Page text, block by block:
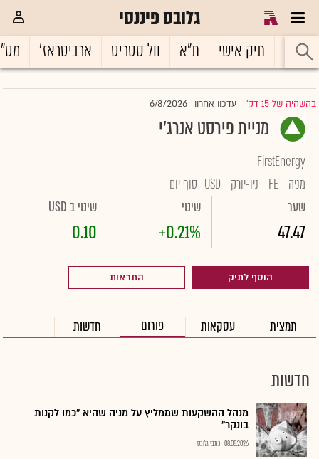
גלובס פיננסי
ראשי תיק אישי ת"א וול סטריט ארביטראז'
בהשהיה של 15 דק' |עדכון אחרון 6/8/2026
מניית פירסט אנרג'י
FirstEnergy
מניה FE ניו-יורק USD סוף יום
שער
47.47
שינוי
+0.21%
שינוי ב USD
0.10
הוסף לתיק התראות
תמצית עסקאות פורום חדשות
חדשות
מנהל ההשקעות שממליץ על מניה שהיא "כמו לקנות
בונקר"
08.08.2026 כתבי גלובס